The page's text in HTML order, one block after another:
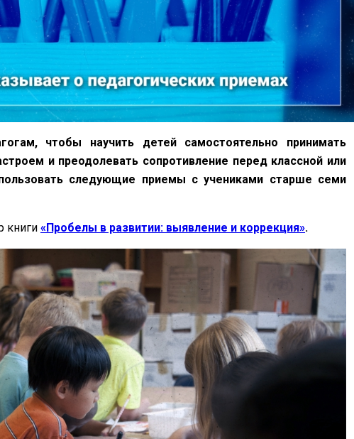
чтобы научить детей самостоятельно принимать
и преодолевать сопротивление перед классной или
следующие приемы с учениками старше семи
книги «Пробелы в развитии: выявление и коррекция».